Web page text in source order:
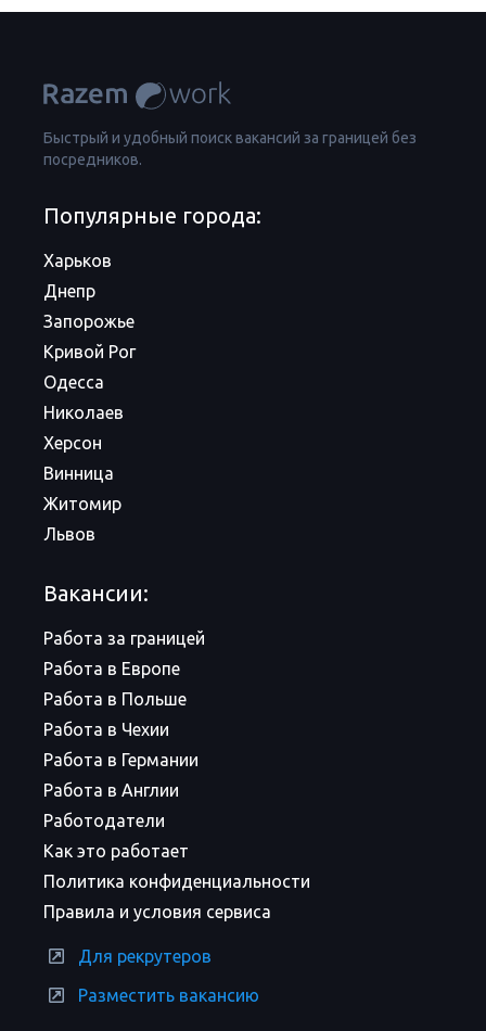
Быстрый и удобный поиск вакансий за границей без
посредников.
Популярные города:
Харьков
Днепр
Запорожье
Кривой Рог
Одесса
Николаев
Херсон
Винница
Житомир
Львов
Вакансии:
Работа за границей
Работа в Европе
Работа в Польше
Работа в Чехии
Работа в Германии
Работа в Англии
Работодатели
Как это работает
Политика конфиденциальности
Правила и условия сервиса
Для рекрутеров
Разместить вакансию